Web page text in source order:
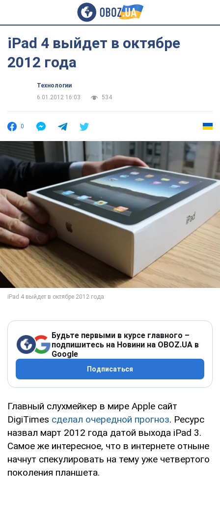
iPad 4 выйдет в октябре
2012 года
Технологии
6.01.2012 16:03
534
0
Будьте первыми в курсе главного –
подпишитесь на Новини на OBOZ.UA в
Google
Подписаться
Главный слухмейкер в мире Apple сайт
DigiTimes сделал очередной прогноз. Ресурс
назвал март 2012 года датой выхода iPad 3.
Самое же интересное, что в интернете отныне
начнут спекулировать на тему уже четвертого
поколения планшета.